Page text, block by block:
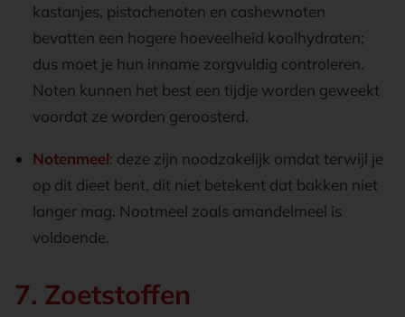
kastanjes, pistachenoten en cashewnoten
bevatten een hogere hoeveelheid koolhydraten;
dus moet je hun inname zorgvuldig controleren.
Noten kunnen het best een tijdje worden geweekt
voordat ze worden geroosterd.
Notenmeel: deze zijn noodzakelijk omdat terwijl je
op dit dieet bent, dit niet betekent dat bakken niet
langer mag. Nootmeel zoals amandelmeel is
voldoende.
7. Zoetstoffen